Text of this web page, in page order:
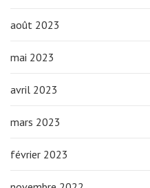
août 2023
mai 2023
avril 2023
mars 2023
février 2023